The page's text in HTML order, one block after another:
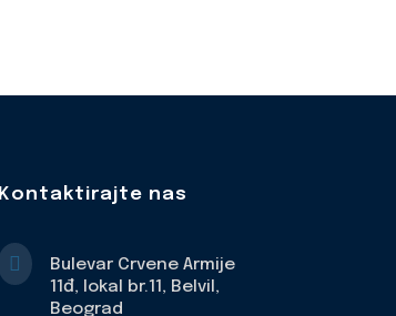
Kontaktirajte nas

Bulevar Crvene Armije
11đ, lokal br.11, Belvil,
Beograd